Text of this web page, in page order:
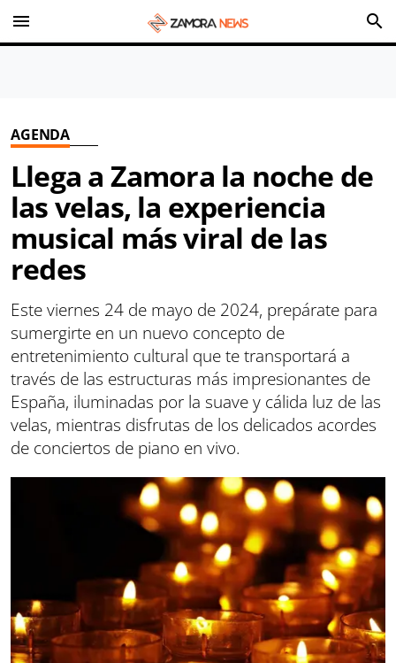
menu search
AGENDA
Llega a Zamora la noche de
las velas, la experiencia
musical más viral de las
redes
Este viernes 24 de mayo de 2024, prepárate para
sumergirte en un nuevo concepto de
entretenimiento cultural que te transportará a
través de las estructuras más impresionantes de
España, iluminadas por la suave y cálida luz de las
velas, mientras disfrutas de los delicados acordes
de conciertos de piano en vivo.